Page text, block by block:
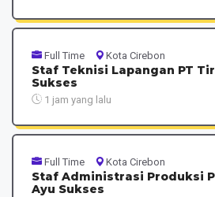
Full Time Kota Cirebon
Staf Teknisi Lapangan PT
Sukses
1 jam yang lalu
Full Time Kota Cirebon
Staf Administrasi Produksi
Ayu Sukses